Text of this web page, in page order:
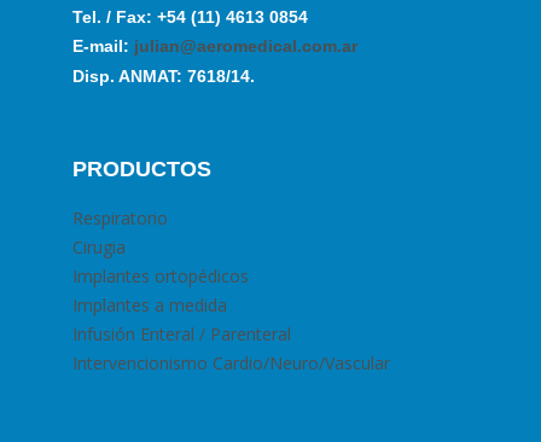
Tel. / Fax: +54 (11) 4613 0854
E-mail: julian@aeromedical.com.ar
Disp. ANMAT: 7618/14.
PRODUCTOS
Respiratorio
Cirugia
Implantes ortopédicos
Implantes a medida
Infusión Enteral / Parenteral
Intervencionismo Cardio/Neuro/Vascular